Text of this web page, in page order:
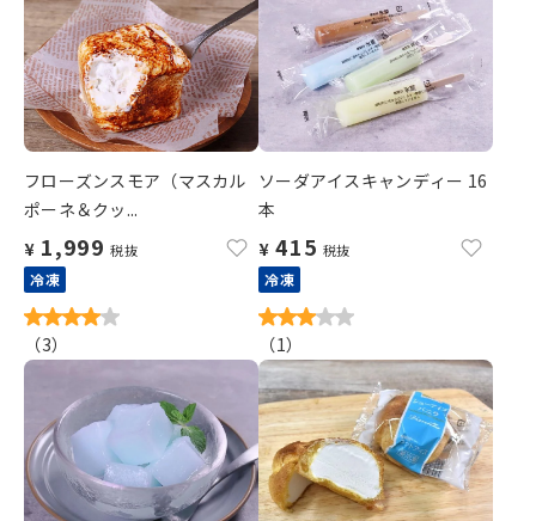
フローズンスモア（マスカル
ポーネ＆クッ...
¥ 1,999 税抜
冷凍
（3）
ソーダアイスキャンディー 16
本
¥ 415 税抜
冷凍
（1）